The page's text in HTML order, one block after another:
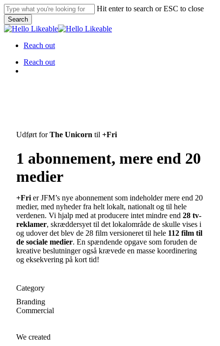
Skip
to
main
content
Hit enter to search or ESC to close
Search
Close
Reach out
Menu
Reach out
Udført forThe Unicorn til +Fri
1 abonnement, mere end 20
medier
+Frier JFM’s nye abonnement som indeholder mere end 20
medier, med nyheder fra helt lokalt, nationalt og til hele
verdenen. Vi hjalp med at producere intet mindre end 28 tv-
reklamer, skræddersyet til det lokalområde de skulle vises i
og udover det blev de 28 film versioneret til hele 112 film til
de sociale medier. En spændende opgave som foruden de
kreative beslutninger også krævede en masse koordinering
og eksekvering på kort tid!
Category
Branding
Commercial
We created